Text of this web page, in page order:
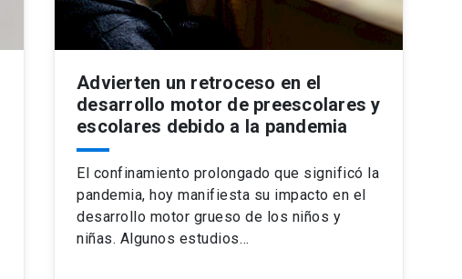
Advierten un retroceso en el
desarrollo motor de preescolares y
escolares debido a la pandemia
El confinamiento prolongado que significó la
pandemia, hoy manifiesta su impacto en el
desarrollo motor grueso de los niños y
niñas. Algunos estudios…